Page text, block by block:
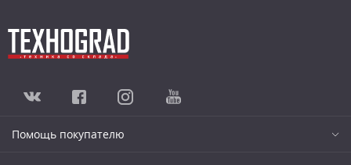
Помощь покупателю